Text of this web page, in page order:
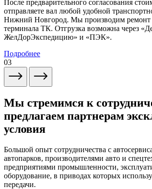
После предварительного согласования
отправляете вал любой удобной
Нижний Новгород. Мы производим ремонт
терминала ТК. Отгрузка возможна через
ЖелДорЭкспедицию» и «ПЭК».
Подробнее
03
Мы стремимся к
предлагаем партнерам
условия
Большой опыт сотрудничества с
автопарков, производителями авто и
предприятиями промышленности,
оборудование, в приводах которых
передачи.